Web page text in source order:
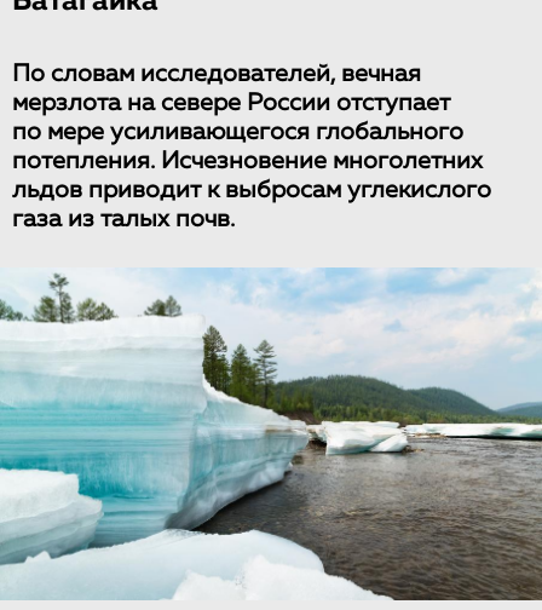
По словам исследователей, вечная
мерзлота на севере России отступает
по мере усиливающегося глобального
потепления. Исчезновение многолетних
льдов приводит к выбросам углекислого
газа из талых почв.